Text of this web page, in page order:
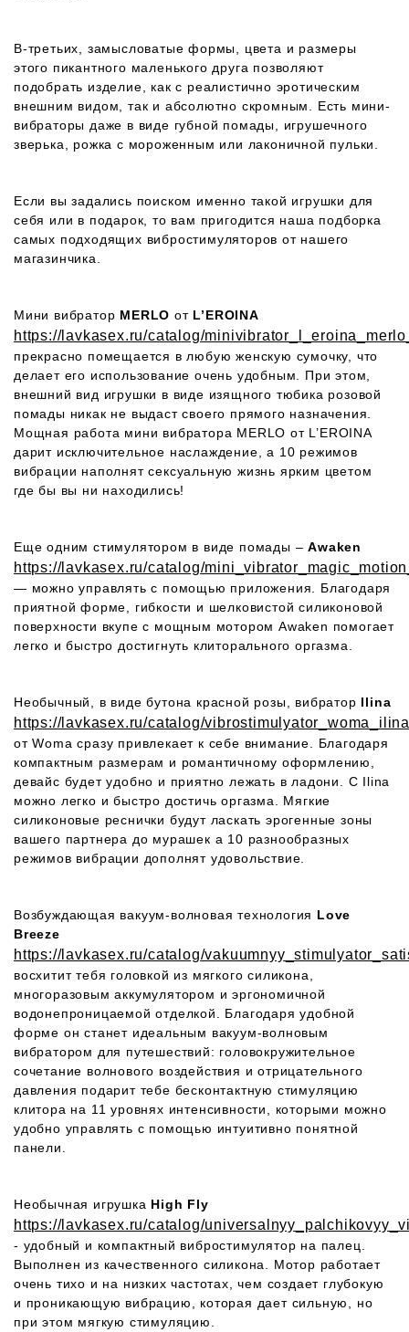
В-третьих, замысловатые формы, цвета и размеры
этого пикантного маленького друга позволяют
подобрать изделие, как с реалистично эротическим
внешним видом, так и абсолютно скромным. Есть мини-
вибраторы даже в виде губной помады, игрушечного
зверька, рожка с мороженным или лаконичной пульки.
Если вы задались поиском именно такой игрушки для
себя или в подарок, то вам пригодится наша подборка
самых подходящих вибростимуляторов от нашего
магазинчика.
Мини вибратор MERLO от L’EROINA
https://lavkasex.ru/catalog/
прекрасно помещается в любую женскую сумочку, что
делает его использование очень удобным. При этом,
внешний вид игрушки в виде изящного тюбика розовой
помады никак не выдаст своего прямого назначения.
Мощная работа мини вибратора MERLO от L’EROINA
дарит исключительное наслаждение, а 10 режимов
вибрации наполнят сексуальную жизнь ярким цветом
где бы вы ни находились!
Еще одним стимулятором в виде помады –Awaken
https://lavkasex.ru/catalog/
— можно управлять с помощью приложения. Благодаря
приятной форме, гибкости и шелковистой силиконовой
поверхности вкупе с мощным мотором Awaken помогает
легко и быстро достигнуть клиторального оргазма.
Необычный, в виде бутона красной розы, вибратор Ilina
https://lavkasex.ru/catalog/
от Woma сразу привлекает к себе внимание. Благодаря
компактным размерам и романтичному оформлению,
девайс будет удобно и приятно лежать в ладони. C Ilina
можно легко и быстро достичь оргазма. Мягкие
силиконовые реснички будут ласкать эрогенные зоны
вашего партнера до мурашек а 10 разнообразных
режимов вибрации дополнят удовольствие.
Возбуждающая вакуум-волновая технология Love
Breeze
https://lavkasex.ru/catalog/
восхитит тебя головкой из мягкого силикона,
многоразовым аккумулятором и эргономичной
водонепроницаемой отделкой. Благодаря удобной
форме он станет идеальным вакуум-волновым
вибратором для путешествий: головокружительное
сочетание волнового воздействия и отрицательного
давления подарит тебе бесконтактную стимуляцию
клитора на 11 уровнях интенсивности, которыми можно
удобно управлять с помощью интуитивно понятной
панели.
Необычная игрушка High Fly
https://lavkasex.ru/catalog/
- удобный и компактный вибростимулятор на палец.
Выполнен из качественного силикона. Мотор работает
очень тихо и на низких частотах, чем создает глубокую
и проникающую вибрацию, которая дает сильную, но
при этом мягкую стимуляцию.